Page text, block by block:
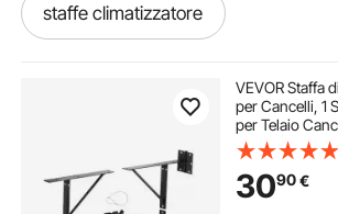
staffe climatizzatore
staffa motorizzata per tv
VEVOR Staffa
per Cancelli, 1
per Telaio
Cedimento,
Telaio Cancello
Scatto, Viti,
3090€